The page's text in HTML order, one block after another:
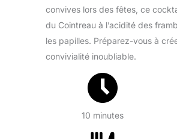
convives lors des fêtes, ce
du Cointreau à l’acidité des
les papilles. Préparez-vous à
convivialité inoubliable.
10 minutes